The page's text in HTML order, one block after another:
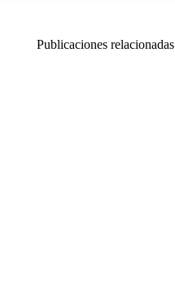
Publicaciones relacionadas